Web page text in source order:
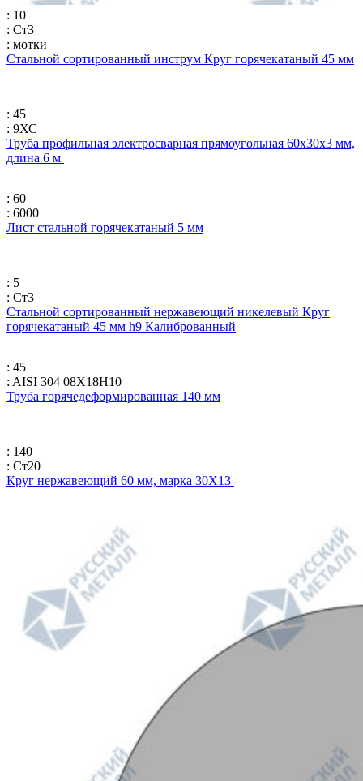
: 10
: Ст3
: мотки
Стальной сортированный инструм Круг горячекатаный 45 мм
: 45
: 9ХС
Труба профильная электросварная прямоугольная 60х30х3 мм,
длина 6 м
: 60
: 6000
Лист стальной горячекатаный 5 мм
: 5
: Ст3
Стальной сортированный нержавеющий никелевый Круг
горячекатаный 45 мм h9 Калиброванный
: 45
: AISI 304 08Х18Н10
Труба горячедеформированная 140 мм
: 140
: Ст20
Круг нержавеющий 60 мм, марка 30Х13